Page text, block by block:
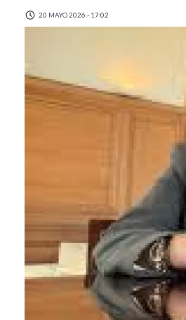
20 MAYO 2026 - 17:02